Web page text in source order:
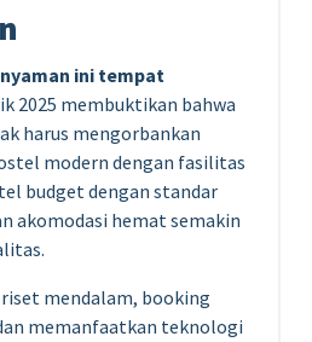
ini tempat
2025 membuktikan bahwa
harus mengorbankan
modern dengan fasilitas
budget dengan standar
akomodasi hemat semakin
riset mendalam, booking
memanfaatkan teknologi